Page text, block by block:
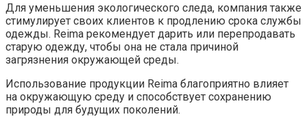
Для уменьшения экологического следа, компания также
стимулирует своих клиентов к продлению срока службы
одежды. Reima рекомендует дарить или перепродавать
старую одежду, чтобы она не стала причиной
загрязнения окружающей среды.
Использование продукции Reima благоприятно влияет
на окружающую среду и способствует сохранению
природы для будущих поколений.